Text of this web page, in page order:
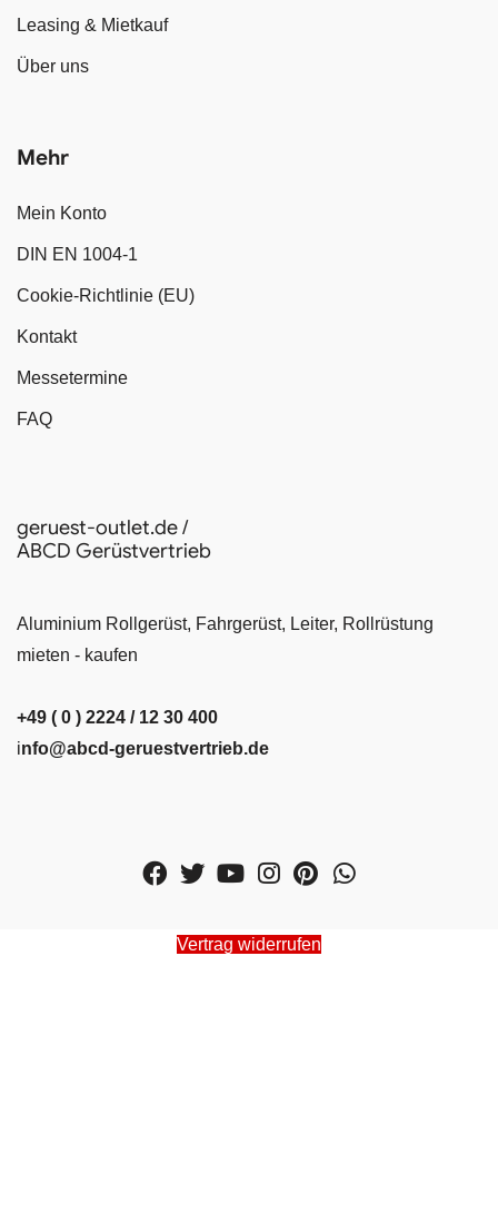
Leasing & Mietkauf
Über uns
Mehr
Mein Konto
DIN EN 1004-1
Cookie-Richtlinie (EU)
Kontakt
Messetermine
FAQ
geruest-outlet.de /
ABCD Gerüstvertrieb
Aluminium Rollgerüst, Fahrgerüst, Leiter, Rollrüstung
mieten - kaufen
+49 ( 0 ) 2224 / 12 30 400
info@abcd-geruestvertrieb.de
Vertrag widerrufen